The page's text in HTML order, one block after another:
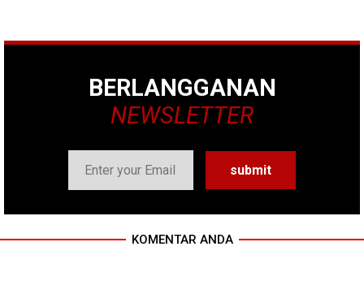
BERLANGGANAN
NEWSLETTER
KOMENTAR ANDA